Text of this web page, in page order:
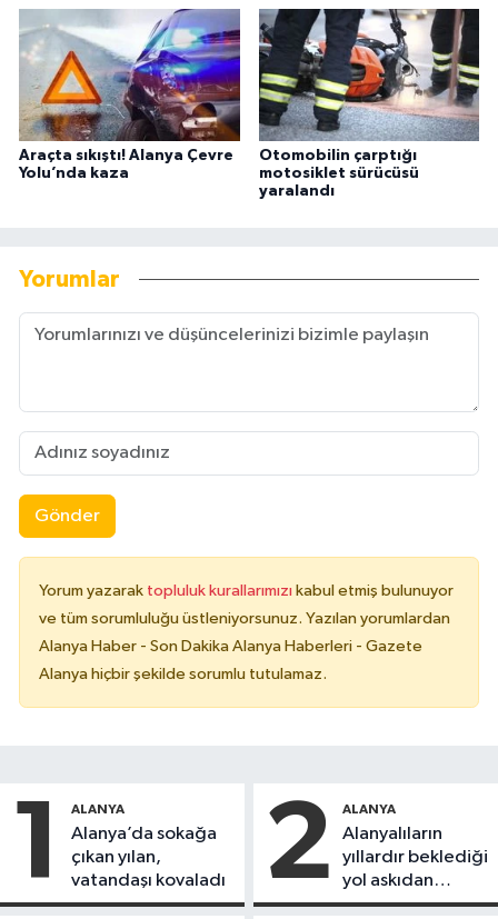
Araçta sıkıştı! Alanya Çevre
Yolu’nda kaza
Otomobilin çarptığı
motosiklet sürücüsü
yaralandı
Yorumlar
Gönder
Yorum yazarak topluluk kurallarımızı kabul etmiş bulunuyor
ve tüm sorumluluğu üstleniyorsunuz. Yazılan yorumlardan
Alanya Haber - Son Dakika Alanya Haberleri - Gazete
Alanya hiçbir şekilde sorumlu tutulamaz.
1 ALANYA
Alanya’da sokağa
çıkan yılan,
vatandaşı kovaladı
2 ALANYA
Alanyalıların
yıllardır beklediği
yol askıdan
döndü